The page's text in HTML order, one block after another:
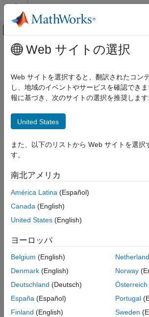
コンテンツへスキップ
オフキャンバス ナビゲ
ドキュメンテーションのホーム
外部言語インターフェイス
MATLAB での C
mxGetComplexInt8s (C)
C 構文
出力引数
バージョン履歴
参考
メインコンテンツ
mxGetComplexInt8s (C)
mxINT8_CLASS 配列内の複素数データ要素
C 構文
#include "matrix.h"
mxComplexInt8
入力引数
すべて展開する
pa— MATLAB 配列
出力引数
すべて展開する
dt— データ配列
mxComplexInt8 *
Web サイトの選択
Web サイトを選択すると、翻訳されたコン
し、地域のイベントやサービスを確認でき
報に基づき、次のサイトの選択を推奨します:
United States
また、以下のリストから Web サイトを選択
す。
南北アメリカ
América Latina (Español)
Canada (English)
United States (English)
ヨーロッパ
Belgium (English)
Denmark (English)
Deutschland (Deutsch)
España (Español)
Finland (English)
Norway
Österreich
Portugal
Sweden